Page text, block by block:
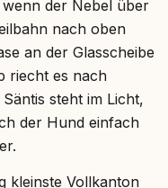
wenn der Nebel über
nach oben
an der Glasscheibe
riecht es nach
steht im Licht,
der Hund einfach
kleinste Vollkanton